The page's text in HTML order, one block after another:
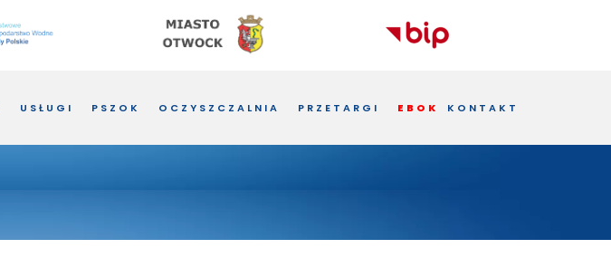
USŁUGI PSZOK OCZYSZCZALNIA PRZETARGI EBOK KONTAKT